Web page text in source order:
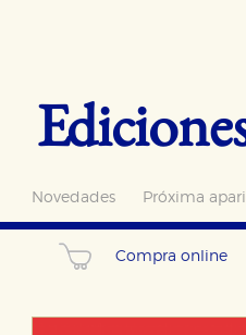
Novedades Próxima
Compra online